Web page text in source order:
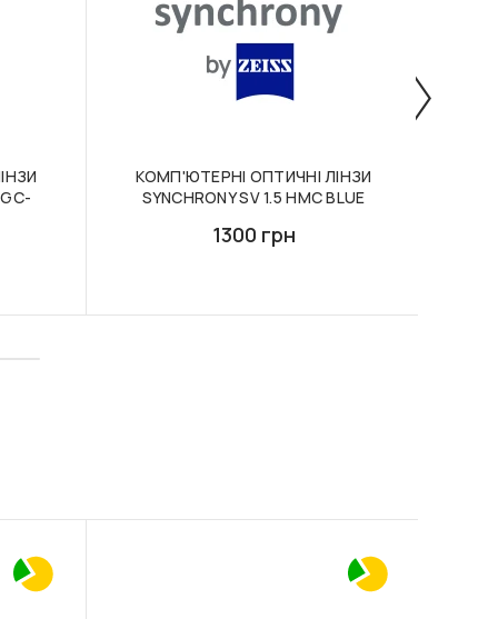
КОМП'ЮТЕРНІ ОПТИЧНІ ЛІНЗИ
SYNCHRONY SV 1.5 HMC BLUE
1300 грн